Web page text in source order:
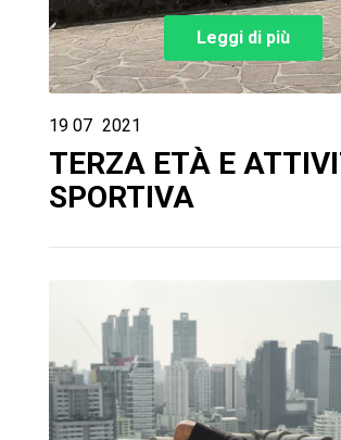
Leggi di più
19 07 2021
TERZA ETÀ E
SPORTIVA